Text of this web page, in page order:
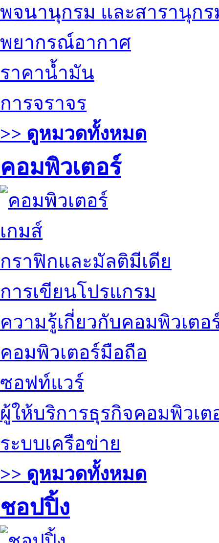
พจนานุกรม และสารานุกร
พยากรณ์อากาศ
ราคาน้ำมัน
การจราจร
>> ดูหมวดทั้งหมด
คอมพิวเตอร์
เกมส์
กราฟิกและมัลติมีเดีย
การเขียนโปรแกรม
ความรู้เกี่ยวกับคอมพิวเตอ
คอมพิวเตอร์มือถือ
ซอฟท์แวร์
ผู้ให้บริการธุรกิจคอมพิวเต
ระบบเครือข่าย
>> ดูหมวดทั้งหมด
ชอปปิ้ง